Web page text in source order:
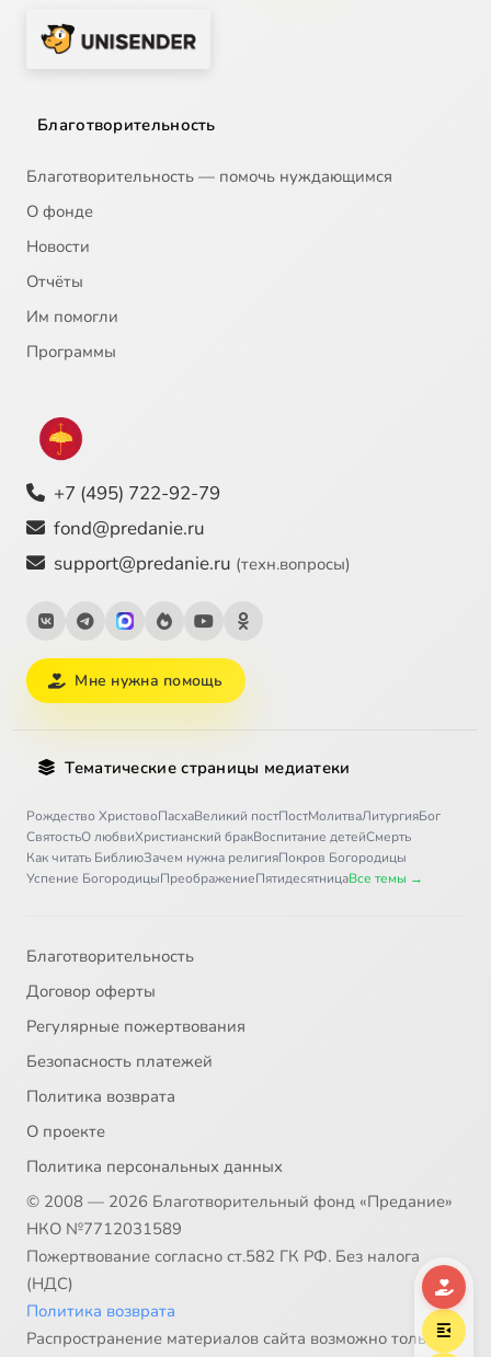
Благотворительность
Благотворительность — помочь нуждающимся
О фонде
Новости
Отчёты
Им помогли
Программы
+7 (495) 722-92-79
fond@predanie.ru
support@predanie.ru (техн.вопросы)
Мне нужна помощь
Тематические страницы медиатеки
Рождество ХристовоПасхаВеликий постПостМолитваЛитургияБог
СвятостьО любвиХристианский бракВоспитание детейСмерть
Как читать БиблиюЗачем нужна религияПокров Богородицы
Успение БогородицыПреображениеПятидесятницаВсе темы →
Благотворительность
Договор оферты
Регулярные пожертвования
Безопасность платежей
Политика возврата
О проекте
Политика персональных данных
© 2008 — 2026 Благотворительный фонд «Предание»
НКО №7712031589
Пожертвование согласно ст.582 ГК РФ. Без налога
(НДС)
Политика возврата
Распространение материалов сайта возможно только в